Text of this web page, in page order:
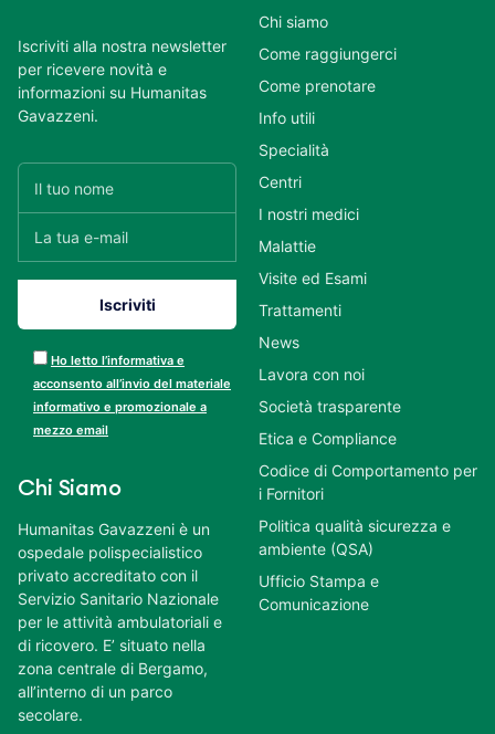
Iscriviti alla nostra newsletter
per ricevere novità e
informazioni su Humanitas
Gavazzeni.
Ho letto l’informativa e
acconsento all’invio del materiale
informativo e promozionale a
mezzo email
Chi Siamo
Humanitas Gavazzeni è un
ospedale polispecialistico
privato accreditato con il
Servizio Sanitario Nazionale
per le attività ambulatoriali e
di ricovero. E’ situato nella
zona centrale di Bergamo,
all’interno di un parco
secolare.
Chi siamo
Come raggiungerci
Come prenotare
Info utili
Specialità
Centri
I nostri medici
Malattie
Visite ed Esami
Trattamenti
News
Lavora con noi
Società trasparente
Etica e Compliance
Codice di Comportamento per
i Fornitori
Politica qualità sicurezza e
ambiente (QSA)
Ufficio Stampa e
Comunicazione